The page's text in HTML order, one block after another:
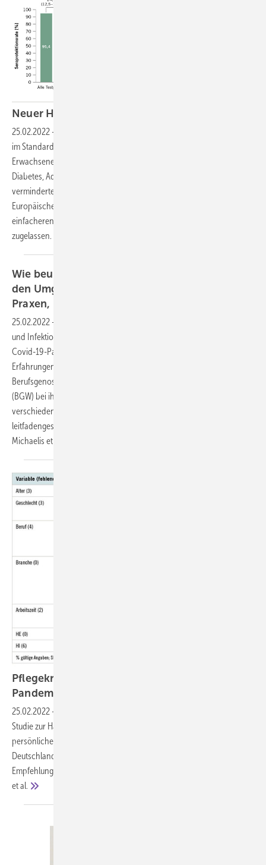
Neuer Hepatitis-B-Impfstoff für
25.02.2022 -
im Standardschema drei Dosen innerhalb von sechs Monaten.
Erwachsene ab dem Alter von 40 Jahren, Männer, Personen mit
Diabetes, Adipöse und Raucherinnen/Raucher zeigen eine
verminderte Immunantwort auf diese Impfstoffe. Seit 2021 ist in der
Europäischen Union (EU) ein neuer Hepatitis-B-Impfstoff mit einem
einfacheren Dosierungsschema und hohem Immunansprechen
zugelassen. Florian Lienert, Andrea
Wie beurteilen BGW-Präventionsberatende
den Umgang mit Desinfektionsmitteln in
Praxen, Kitas und
25.02.2022 -
und Infektionsschutz in Bezug auf Desinfektionsmittel seit Beginn der
Covid-19-Pandemie gelebt? Im folgenden Beitrag wird über die
Erfahrungen von sechs Präventionsberatenden der
Berufsgenossenschaft für Gesundheitsdienst und Wohlfahrtspflege
(BGW) bei ihren Besuchen von Kleinst- und Kleinbetrieben
verschiedener Branchen berichtet. Die Erfahrungen wurden in
leitfadengestützten narrativen Interviews zusammengetragen. Martina
Michaelis et
Pflegekräfte mit Hautproblemen in der
Pandemie
25.02.2022 -
Studie zur Häufigkeit von Hautirritationen durch das Verwenden von
persönlicher Schutzausrüstung während der Covid-19-Pandemie in
Deutschland. Wie belastet ist das Pflegepersonal? Welche
Empfehlungen zur Prävention werden diskutiert? Claudia Westermann
etal.